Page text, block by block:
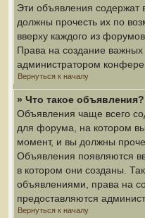
Эти объявления
должны прочесть их по
вверху каждого из
Права на создание
администратором
Вернуться к началу
» Что такое объявления?
Объявления чаще всего
для форума, на котором
момент, и вы должны
Объявления появляются
в котором они созданы.
объявлениями, права на
предоставляются
Вернуться к началу